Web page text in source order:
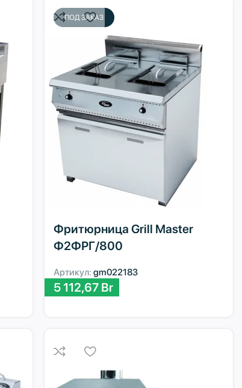
ПОД ЗАКАЗ
Фритюрница Grill Master
Ф2ФРГ/800
Артикул:gm022183
5 112,67 Br